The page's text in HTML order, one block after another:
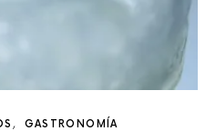
GASTRONOMÍA